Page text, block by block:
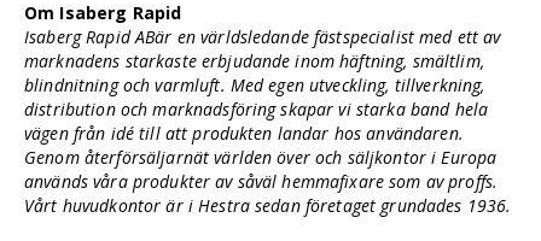
Om Isaberg Rapid
Isaberg Rapid ABär en världsledande fästspecialist med ett av
marknadens starkaste erbjudande inom häftning, smältlim,
blindnitning och varmluft. Med egen utveckling, tillverkning,
distribution och marknadsföring skapar vi starka band hela
vägen från idé till att produkten landar hos användaren.
Genom återförsäljarnät världen över och säljkontor i Europa
används våra produkter av såväl hemmafixare som av proffs.
Vårt huvudkontor är i Hestra sedan företaget grundades 1936.